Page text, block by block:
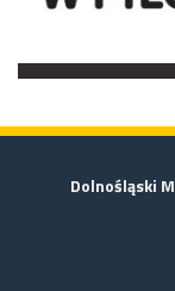
Dolnośląski